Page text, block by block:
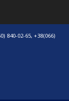
840-02-65, +38(066)